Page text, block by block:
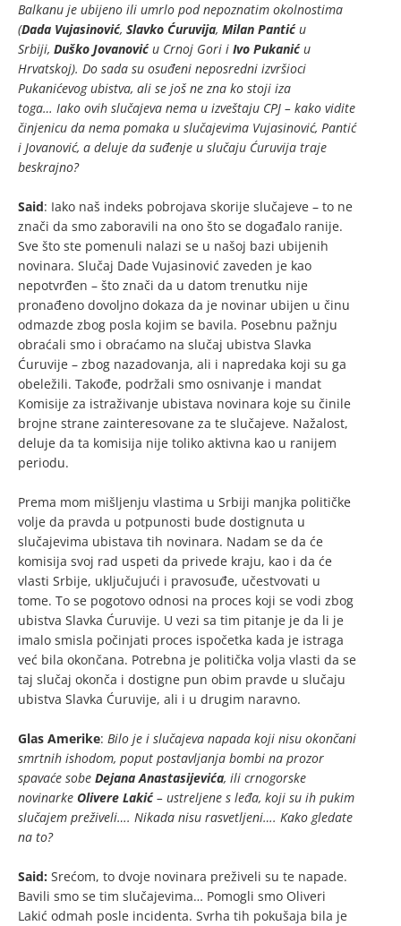
Balkanu je ubijeno ili umrlo pod nepoznatim okolnostima
(Dada Vujasinović, Slavko Ćuruvija, Milan Pantiću
Srbiji, Duško Jovanoviću Crnoj Gori i Ivo Pukaniću
Hrvatskoj). Do sada su osuđeni neposredni izvršioci
Pukanićevog ubistva, ali se još ne zna ko stoji iza
toga… Iako ovih slučajeva nema u izveštaju CPJ – kako vidite
činjenicu da nema pomaka u slučajevima Vujasinović, Pantić
i Jovanović, a deluje da suđenje u slučaju Ćuruvija traje
beskrajno?
Said: Iako naš indeks pobrojava skorije slučajeve – to ne
znači da smo zaboravili na ono što se događalo ranije.
Sve što ste pomenuli nalazi se u našoj bazi ubijenih
novinara. Slučaj Dade Vujasinović zaveden je kao
nepotvrđen – što znači da u datom trenutku nije
pronađeno dovoljno dokaza da je novinar ubijen u činu
odmazde zbog posla kojim se bavila. Posebnu pažnju
obraćali smo i obraćamo na slučaj ubistva Slavka
Ćuruvije – zbog nazadovanja, ali i napredaka koji su ga
obeležili. Takođe, podržali smo osnivanje i mandat
Komisije za istraživanje ubistava novinara koje su činile
brojne strane zainteresovane za te slučajeve. Nažalost,
deluje da ta komisija nije toliko aktivna kao u ranijem
periodu.
Prema mom mišljenju vlastima u Srbiji manjka političke
volje da pravda u potpunosti bude dostignuta u
slučajevima ubistava tih novinara. Nadam se da će
komisija svoj rad uspeti da privede kraju, kao i da će
vlasti Srbije, uključujući i pravosuđe, učestvovati u
tome. To se pogotovo odnosi na proces koji se vodi zbog
ubistva Slavka Ćuruvije. U vezi sa tim pitanje je da li je
imalo smisla počinjati proces ispočetka kada je istraga
već bila okončana. Potrebna je politička volja vlasti da se
taj slučaj okonča i dostigne pun obim pravde u slučaju
ubistva Slavka Ćuruvije, ali i u drugim naravno.
Glas Amerike: Bilo je i slučajeva napada koji nisu okončani
smrtnih ishodom, poput postavljanja bombi na prozor
spavaće sobe Dejana Anastasijevića, ili crnogorske
novinarke Olivere Lakić– ustreljene s leđa, koji su ih pukim
slučajem preživeli…. Nikada nisu rasvetljeni…. Kako gledate
na to?
Said: Srećom, to dvoje novinara preživeli su te napade.
Bavili smo se tim slučajevima… Pomogli smo Oliveri
Lakić odmah posle incidenta. Svrha tih pokušaja bila je